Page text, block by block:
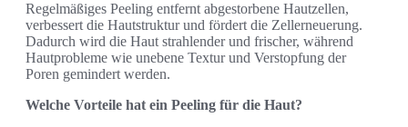
Regelmäßiges Peeling entfernt abgestorbene Hautzellen,
verbessert die Hautstruktur und fördert die Zellerneuerung.
Dadurch wird die Haut strahlender und frischer, während
Hautprobleme wie unebene Textur und Verstopfung der
Poren gemindert werden.
Welche Vorteile hat ein Peeling für die Haut?